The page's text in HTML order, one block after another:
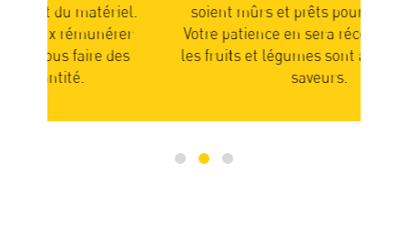
soient mûrs et prêts pour l’expédition.
Votre patience en sera récompensée car
les fruits et légumes sont alors pleins de